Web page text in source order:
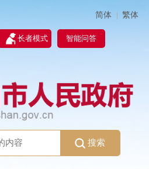
简体 | 繁体
长者模式 智能问答
搜索